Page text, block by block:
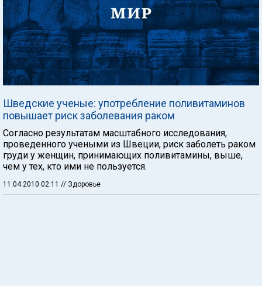
Шведские ученые: употребление поливитаминов
повышает риск заболевания раком
Согласно результатам масштабного исследования,
проведенного учеными из Швеции, риск заболеть раком
груди у женщин, принимающих поливитамины, выше,
чем у тех, кто ими не пользуется.
11.04.2010 02:11 // Здоровье